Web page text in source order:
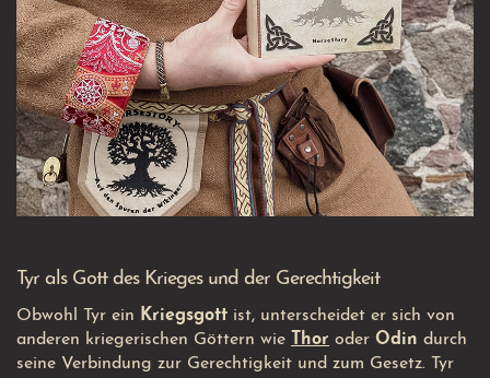
Tyr als Gott des Krieges und der Gerechtigkeit
Obwohl Tyr ein Kriegsgott ist, unterscheidet er sich von
anderen kriegerischen Göttern wie
Thor oder Odin durch
seine Verbindung zur Gerechtigkeit und zum Gesetz. Tyr